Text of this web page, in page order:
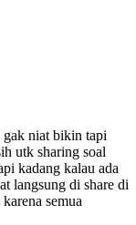
gak niat bikin tapi
utk sharing soal
kadang kalau ada
langsung di share di
semua